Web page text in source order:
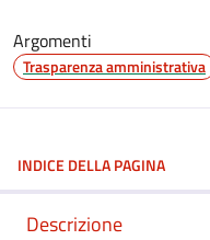
Argomenti
Trasparenza amministrativa
INDICE DELLA PAGINA
Descrizione